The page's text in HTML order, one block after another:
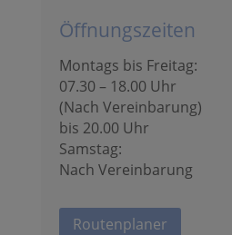
Öffnungszeiten
Montags bis Freitag:
07.30 – 18.00 Uhr
(Nach Vereinbarung)
bis 20.00 Uhr
Samstag:
Nach Vereinbarung
Routenplaner